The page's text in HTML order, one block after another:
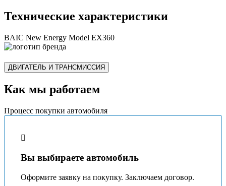
Технические характеристики
BAIC New Energy Model EX360
ДВИГАТЕЛЬ И ТРАНСМИССИЯ
Как мы работаем
Процесс покупки автомобиля
Вы выбираете автомобиль
Оформите заявку на покупку. Заключаем договор.